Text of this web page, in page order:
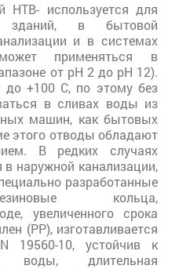
HTB- используется для
зданий, в бытовой
и в системах
применяться в
от pH 2 до pH 12).
до +100 С, по этому без
в сливах воды из
машин, как бытовых
этого отводы обладают
В редких случаях
наружной канализации,
разработанные
кольца,
увеличенного срока
(PP), изготавливается
19560-10, устойчив к
воды, длительная